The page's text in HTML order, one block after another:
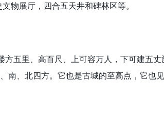
物展厅，四合五天井和碑林区等。
里、高百尺、上可容万人，下可建五丈
、北四方。它也是古城的至高点，它也